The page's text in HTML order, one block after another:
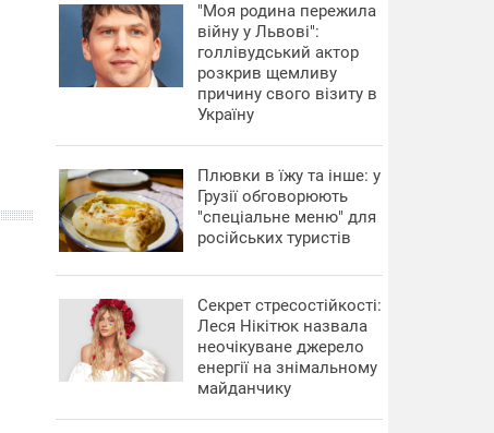
"Моя родина пережила
війну у Львові":
голлівудський актор
розкрив щемливу
причину свого візиту в
Україну
Плювки в їжу та інше: у
Грузії обговорюють
"спеціальне меню" для
російських туристів
Секрет стресостійкості:
Леся Нікітюк назвала
неочікуване джерело
енергії на знімальному
майданчику